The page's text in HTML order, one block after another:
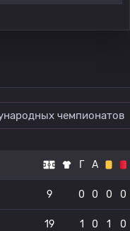
чемпионатов
Г А
9 0 0 0 0
19 1 0 1 0